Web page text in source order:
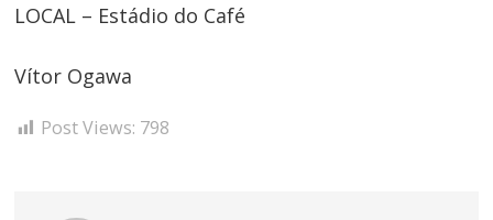
LOCAL – Estádio do Café
Vítor Ogawa
Post Views: 798